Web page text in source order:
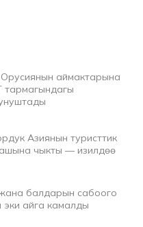
аймактарына
Азиянын туристтик
чыкты — изилдөө
балдарын сабоого
айга камалды